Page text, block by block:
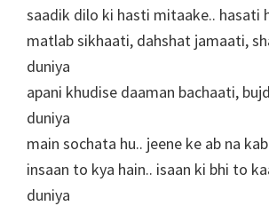
saadik dilo ki hasti mitaake.. hasati
matlab sikhaati, dahshat jamaati,
duniya
apani khudise daaman bachaati,
duniya
main sochata hu.. jeene ke ab na
insaan to kya hain.. isaan ki bhi to
duniya